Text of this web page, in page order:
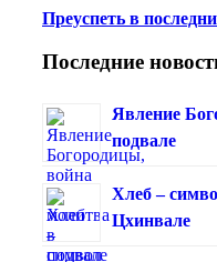
Преуспеть в
Последние
Явление
подвале
Хлеб –
Цхинвале